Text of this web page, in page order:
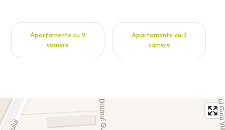
Apartamente cu 2
camere
Apartamente cu 3
camere